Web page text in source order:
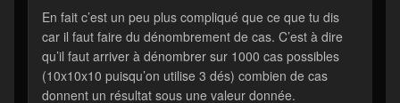
En fait c’est un peu plus compliqué que ce que tu dis
car il faut faire du dénombrement de cas. C’est à dire
qu’il faut arriver à dénombrer sur 1000 cas possibles
(10x10x10 puisqu’on utilise 3 dés) combien de cas
donnent un résultat sous une valeur donnée.